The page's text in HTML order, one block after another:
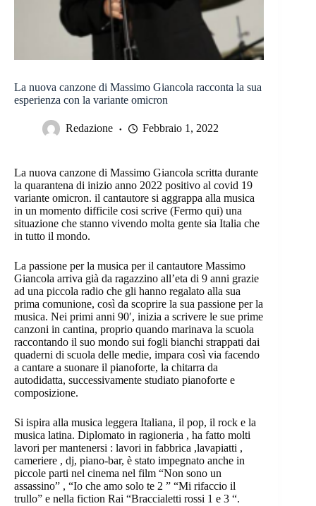
La nuova canzone di Massimo Giancola racconta la sua
esperienza con la variante omicron
Redazione Febbraio 1, 2022
La nuova canzone di Massimo Giancola scritta durante
la quarantena di inizio anno 2022 positivo al covid 19
variante omicron. il cantautore si aggrappa alla musica
in un momento difficile cosi scrive (Fermo qui) una
situazione che stanno vivendo molta gente sia Italia che
in tutto il mondo.
La passione per la musica per il cantautore Massimo
Giancola arriva già da ragazzino all’eta di 9 anni grazie
ad una piccola radio che gli hanno regalato alla sua
prima comunione, così da scoprire la sua passione per la
musica. Nei primi anni 90′, inizia a scrivere le sue prime
canzoni in cantina, proprio quando marinava la scuola
raccontando il suo mondo sui fogli bianchi strappati dai
quaderni di scuola delle medie, impara così via facendo
a cantare a suonare il pianoforte, la chitarra da
autodidatta, successivamente studiato pianoforte e
composizione.
Si ispira alla musica leggera Italiana, il pop, il rock e la
musica latina. Diplomato in ragioneria , ha fatto molti
lavori per mantenersi : lavori in fabbrica ,lavapiatti ,
cameriere , dj, piano-bar, è stato impegnato anche in
piccole parti nel cinema nel film “Non sono un
assassino” , “Io che amo solo te 2 ” “Mi rifaccio il
trullo” e nella fiction Rai “Braccialetti rossi 1 e 3 “.